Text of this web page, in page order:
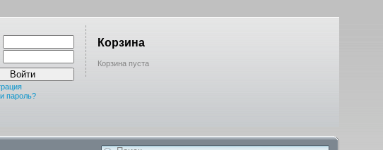
Войти
пароль?
Корзина
Корзина пуста